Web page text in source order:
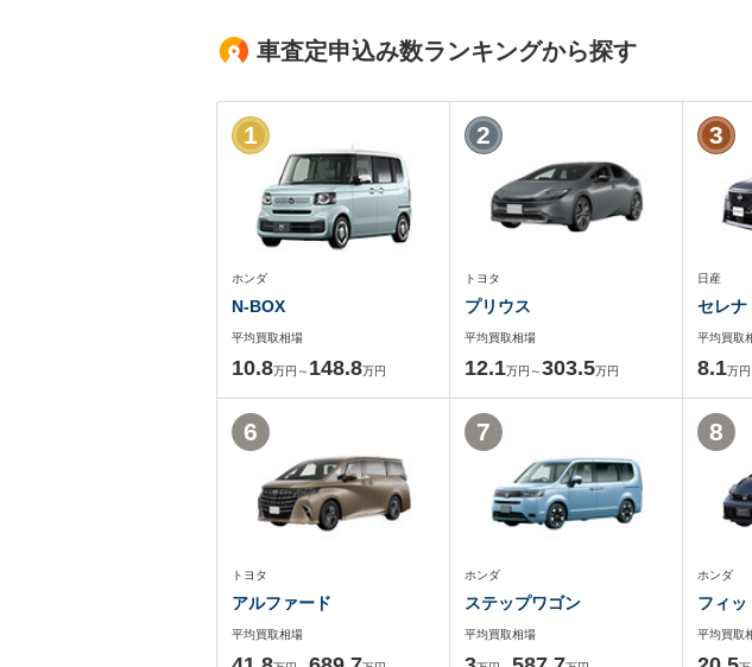
車査定申込み数ランキングから探す
ホンダ
N-BOX
平均買取相場
10.8万円～ 148.8万円
1
トヨタ
プリウス
平均買取相場
12.1万円～303.5万円
2
日産
セレナ
平均買取
8.1万円
3
トヨタ
アルファード
平均買取相場
6
ホンダ
ステップワゴン
平均買取相場
7
ホンダ
フィッ
平均買取
8